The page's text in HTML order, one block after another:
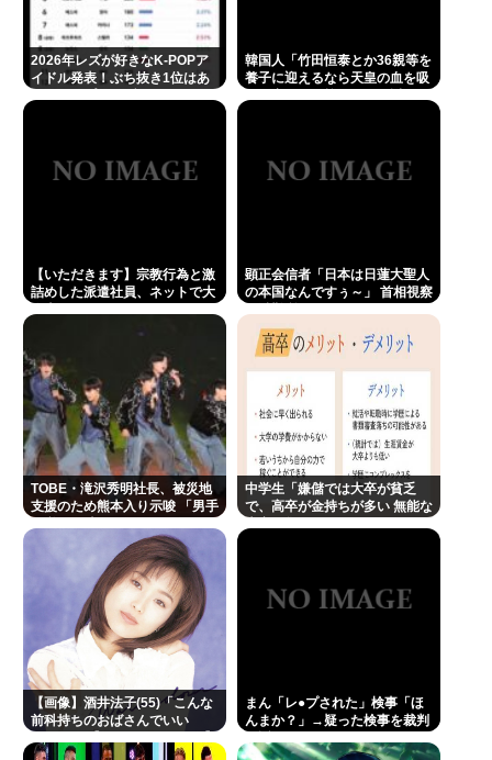
2026年レズが好きなK-POPア
イドル発表！ぶち抜き1位はあ
韓国人「竹田恒泰とか36親等を
養子に迎えるなら天皇の血を吸
【いただきます】宗教行為と激
詰めした派遣社員、ネットで大
顕正会信者「日本は日蓮大聖人
の本国なんですぅ～」 首相視察
TOBE・滝沢秀明社長、被災地
支援のため熊本入り示唆 「男手
中学生「嫌儲では大卒が貧乏
で、高卒が金持ちが多い 無能な
【画像】酒井法子(55)「こんな
前科持ちのおばさんでいい
まん「レ●プされた」検事「ほ
んまか？」→疑った検事を裁判